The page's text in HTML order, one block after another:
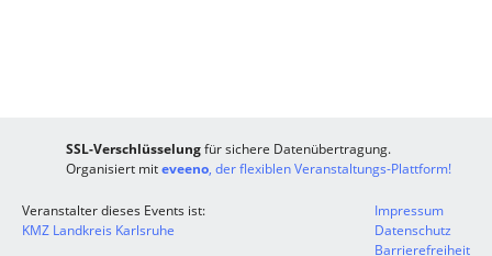
SSL-Verschlüsselungfür sichere Datenübertragung.
Organisiert miteveeno, der flexiblen Veranstaltungs-Plattform!
Veranstalter dieses Events ist:
KMZ Landkreis Karlsruhe
Impressum
Datenschutz
Barrierefreiheit